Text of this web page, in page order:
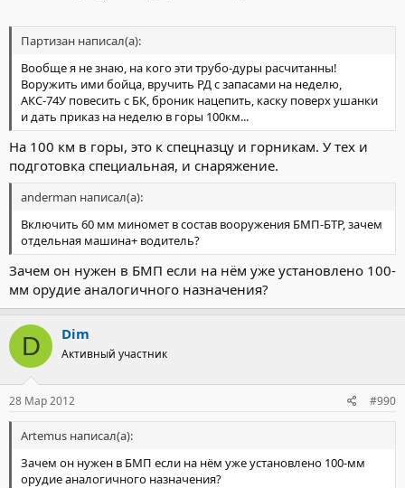
Партизан написал(а):
Вообще я не знаю, на кого эти трубо-дуры расчитанны!
Воружить ими бойца, вручить РД с запасами на неделю,
АКС-74У повесить с БК, броник нацепить, каску поверх ушанки
и дать приказ на неделю в горы 100км...
На 100 км в горы, это к спецназцу и горникам. У тех и
подготовка специальная, и снаряжение.
anderman написал(а):
Включить 60 мм миномет в состав вооружения БМП-БТР, зачем
отдельная машина+ водитель?
Зачем он нужен в БМП если на нём уже установлено 100-
мм орудие аналогичного назначения?
D Dim
Активный участник
28 Мар 2012 #990
Artemus написал(а):
Зачем он нужен в БМП если на нём уже установлено 100-мм
орудие аналогичного назначения?